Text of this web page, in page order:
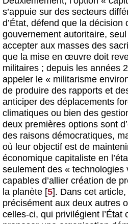
s’appuie sur des secteurs
d’État, défend que la décision
gouvernement autoritaire,
accepter aux masses des
que la mise en œuvre doit
militaires ; depuis les années
appeler le « militarisme
de produire des rapports et
anticiper des déplacements
climatiques ou bien des
deux premières options sont
des raisons démocratiques,
où leur objectif est de
économique capitaliste en
seulement des « technologies
capables d’allier création de
la planète [5]. Dans cet
précisément aux deux autres
celles-ci, qui privilégient l’État